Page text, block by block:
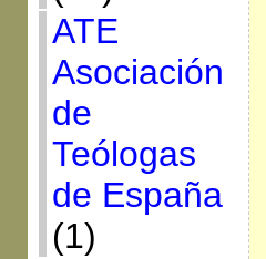
ATE
Asociación
de
Teólogas
de España
(1)